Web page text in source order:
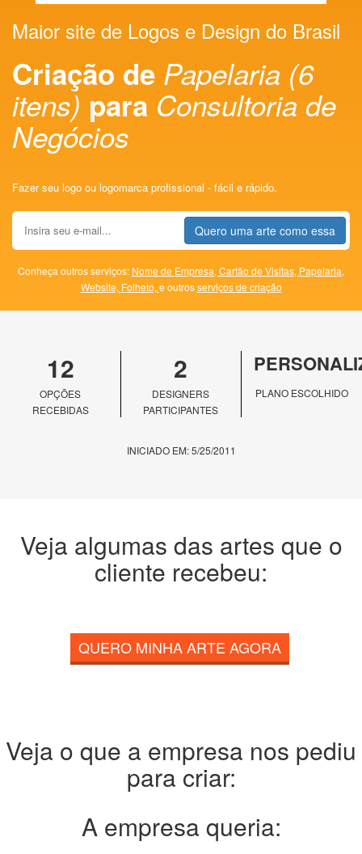
Maior site de Logos e Design do Brasil
Criação de Papelaria (6
itens) para Consultoria de
Negócios
Fazer seu logo ou logomarca profissional - fácil e rápido.
Quero uma arte como essa
Conheça outros serviços: Nome de Empresa, Cartão de Visitas, Papelaria,
Website, Folheto, e outrosserviços de criação
12
OPÇÕES
RECEBIDAS
2
DESIGNERS
PARTICIPANTES
PLANO ESCOLHIDO
INICIADO EM: 5/25/2011
Veja algumas das artes que o
cliente recebeu:
QUERO MINHA ARTE AGORA
Veja o que a empresa nos pediu
para criar:
A empresa queria: